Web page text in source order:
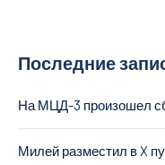
Последние
На МЦД-3 произошел
Милей разместил в X